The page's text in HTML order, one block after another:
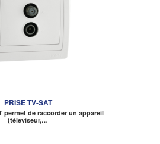
PRISE TV-SAT
permet de raccorder un appareil
(téleviseur,…